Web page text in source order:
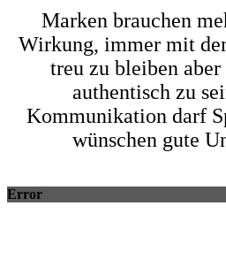
Marken brauchen
Wirkung, immer mit
treu zu bleiben aber
authentisch zu
Kommunikation darf
wünschen gute
Error